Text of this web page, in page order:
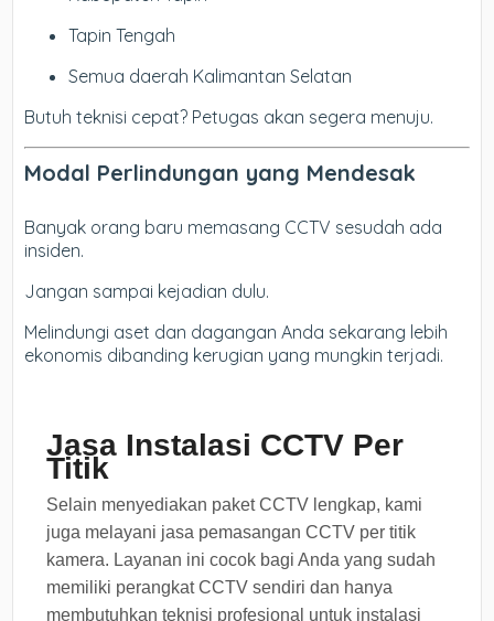
Tapin Tengah
Semua daerah Kalimantan Selatan
Butuh teknisi cepat? Petugas akan segera menuju.
Modal Perlindungan yang Mendesak
Banyak orang baru memasang CCTV sesudah ada
insiden.
Jangan sampai kejadian dulu.
Melindungi aset dan dagangan Anda sekarang lebih
ekonomis dibanding kerugian yang mungkin terjadi.
Jasa Instalasi CCTV Per
Titik
Selain menyediakan paket CCTV lengkap, kami
juga melayani jasa pemasangan CCTV per titik
kamera. Layanan ini cocok bagi Anda yang sudah
memiliki perangkat CCTV sendiri dan hanya
membutuhkan teknisi profesional untuk instalasi